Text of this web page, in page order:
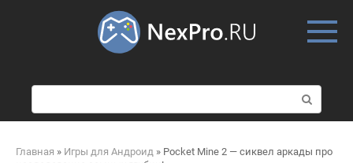
о
и
к
Главная » Игры для Андроид » Pocket Mine 2 — cиквел аркады про